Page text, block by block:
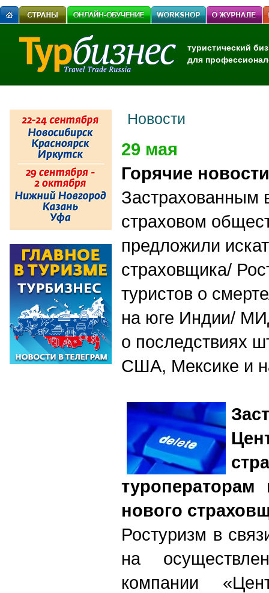
туристический
для
Новости
29 мая
Горячие новости
Застрахованным
страховом
предложили
страховщика/
туристов о
на юге Индии/
о последствиях
США, Мексике и
туроператорам
нового
Ростуризм в
на
компании